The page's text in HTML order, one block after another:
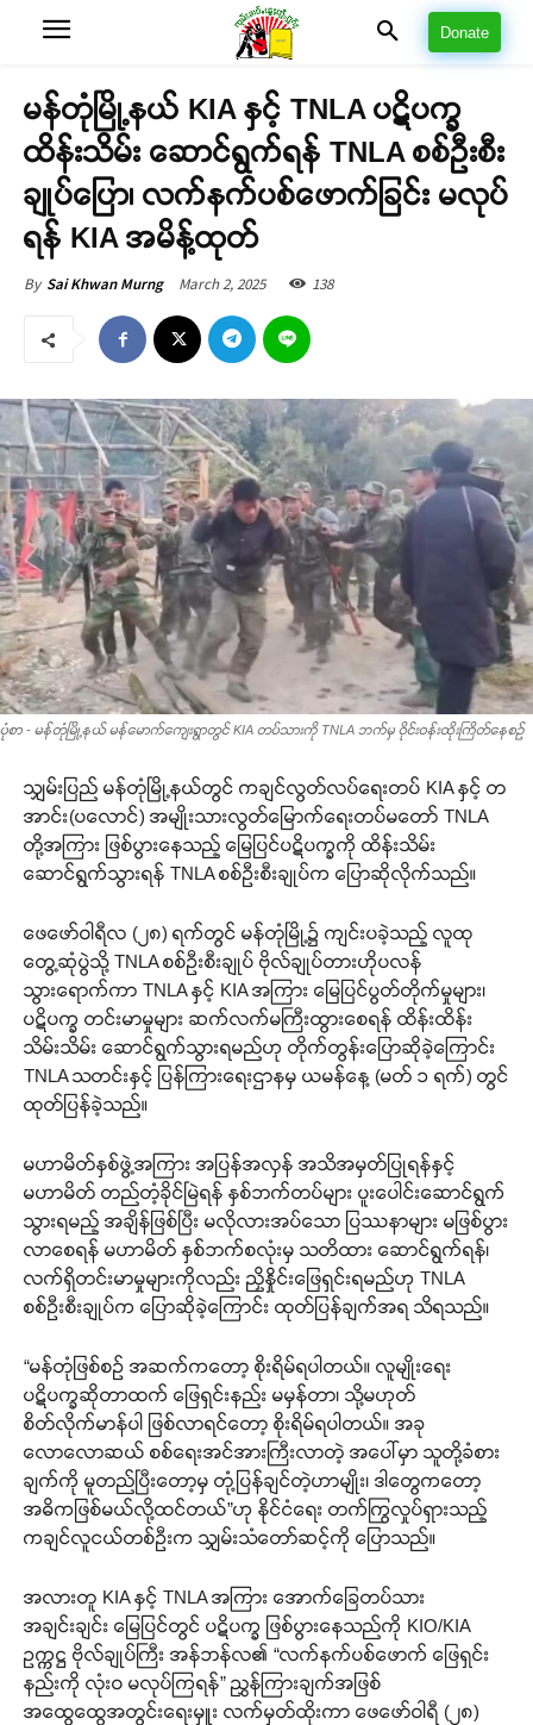
Donate
မန်တုံမြို့နယ် KIA နှင့် TNLA ပဋိပက္ခ
ထိန်းသိမ်း ဆောင်ရွက်ရန် TNLA စစ်ဦးစီး
ချုပ်ပြော၊ လက်နက်ပစ်ဖောက်ခြင်း မလုပ်
ရန် KIA အမိန့်ထုတ်
By Sai Khwan Murng March 2, 2025 138
ပုံစာ - မန်တုံမြို့နယ် မန်မောက်ကျေးရွာတွင် KIA တပ်သားကို TNLA ဘက်မှ ဝိုင်းဝန်းထိုးကြိတ်နေစဉ်
သျှမ်းပြည် မန်တုံမြို့နယ်တွင် ကချင်လွတ်လပ်ရေးတပ် KIA နှင့် တ
အာင်း(ပလောင်) အမျိုးသားလွတ်မြောက်ရေးတပ်မတော် TNLA
တို့အကြား ဖြစ်ပွားနေသည့် မြေပြင်ပဋိပက္ခကို ထိန်းသိမ်း
ဆောင်ရွက်သွားရန် TNLA စစ်ဦးစီးချုပ်က ပြောဆိုလိုက်သည်။
ဖေဖော်ဝါရီလ (၂၈) ရက်တွင် မန်တုံမြို့၌ ကျင်းပခဲ့သည့် လူထု
တွေ့ဆုံပွဲသို့ TNLA စစ်ဦးစီးချုပ် ဗိုလ်ချုပ်တားဟိုပလန်
သွားရောက်ကာ TNLA နှင့် KIA အကြား မြေပြင်ပွတ်တိုက်မှုများ၊
ပဋိပက္ခ တင်းမာမှုများ ဆက်လက်မကြီးထွားစေရန် ထိန်းထိန်း
သိမ်းသိမ်း ဆောင်ရွက်သွားရမည်ဟု တိုက်တွန်းပြောဆိုခဲ့ကြောင်း
TNLA သတင်းနှင့် ပြန်ကြားရေးဌာနမှ ယမန်နေ့ (မတ် ၁ ရက်) တွင်
ထုတ်ပြန်ခဲ့သည်။
မဟာမိတ်နှစ်ဖွဲ့အကြား အပြန်အလှန် အသိအမှတ်ပြုရန်နှင့်
မဟာမိတ် တည်တံ့ခိုင်မြဲရန် နှစ်ဘက်တပ်များ ပူးပေါင်းဆောင်ရွက်
သွားရမည့် အချိန်ဖြစ်ပြီး မလိုလားအပ်သော ပြဿနာများ မဖြစ်ပွား
လာစေရန် မဟာမိတ် နှစ်ဘက်စလုံးမှ သတိထား ဆောင်ရွက်ရန်၊
လက်ရှိတင်းမာမှုများကိုလည်း ညှိနှိုင်းဖြေရှင်းရမည်ဟု TNLA
စစ်ဦးစီးချုပ်က ပြောဆိုခဲ့ကြောင်း ထုတ်ပြန်ချက်အရ သိရသည်။
“မန်တုံဖြစ်စဉ် အဆက်ကတော့ စိုးရိမ်ရပါတယ်။ လူမျိုးရေး
ပဋိပက္ခဆိုတာထက် ဖြေရှင်းနည်း မမှန်တာ၊ သို့မဟုတ်
စိတ်လိုက်မာန်ပါ ဖြစ်လာရင်တော့ စိုးရိမ်ရပါတယ်။ အခု
လောလောဆယ် စစ်ရေးအင်အားကြီးလာတဲ့ အပေါ်မှာ သူတို့ခံစား
ချက်ကို မူတည်ပြီးတော့မှ တုံ့ပြန်ချင်တဲ့ဟာမျိုး၊ ဒါတွေကတော့
အဓိကဖြစ်မယ်လို့ထင်တယ်”ဟု နိုင်ငံရေး တက်ကြွလှုပ်ရှားသည့်
ကချင်လူငယ်တစ်ဦးက သျှမ်းသံတော်ဆင့်ကို ပြောသည်။
အလားတူ KIA နှင့် TNLA အကြား အောက်ခြေတပ်သား
အချင်းချင်း မြေပြင်တွင် ပဋိပက္ခ ဖြစ်ပွားနေသည်ကို KIO/KIA
ဥက္ကဋ္ဌ ဗိုလ်ချုပ်ကြီး အန်ဘန်လ၏ “လက်နက်ပစ်ဖောက် ဖြေရှင်း
နည်းကို လုံးဝ မလုပ်ကြရန်” ညွှန်ကြားချက်အဖြစ်
အထွေထွေအတွင်းရေးမှူး လက်မှတ်ထိုးကာ ဖေဖော်ဝါရီ (၂၈)